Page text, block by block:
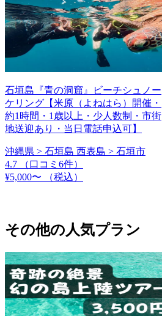
石垣島『青の洞窟』ビーチシュノー
ケリング【米原（よねはら）開催・
約1時間・1歳以上・少人数制・市街
地送迎あり・当日電話申込可】
沖縄県 > 石垣島 西表島 > 石垣市
4.7
（口コミ6件）
¥5,000〜
（税込）
その他の人気プラン